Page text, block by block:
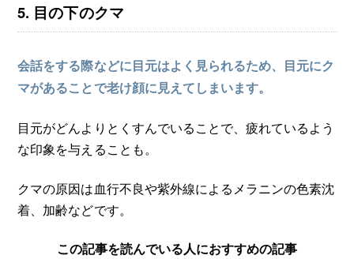
5. 目の下のクマ
会話をする際などに目元はよく見られるため、目元にク
マがあることで老け顔に見えてしまいます。
目元がどんよりとくすんでいることで、疲れているよう
な印象を与えることも。
クマの原因は血行不良や紫外線によるメラニンの色素沈
着、加齢などです。
この記事を読んでいる人におすすめの記事